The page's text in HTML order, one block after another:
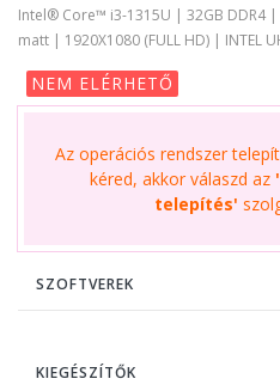
Intel® Core™ i3-1315U | 32GB DDR4 |
matt | 1920X1080 (FULL HD) | INTEL
NEM ELÉRHETŐ
Az operációs rendszer
kéred, akkor válaszd az
telepítés'
SZOFTVEREK
KIEGÉSZÍTŐK